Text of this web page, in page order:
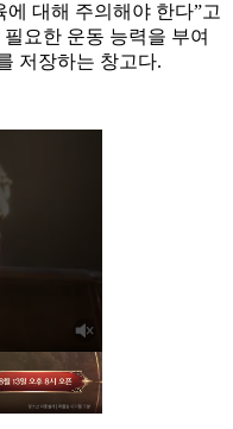
대해 주의해야 한다”고
요한 운동 능력을 부여
저장하는 창고다.